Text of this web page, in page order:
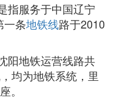
指服务于中国辽宁
一条地铁线路于2010
阳地铁运营线路共
均为地铁系统，里
。